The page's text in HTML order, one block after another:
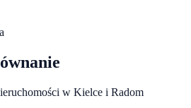
w Kielce i Radom